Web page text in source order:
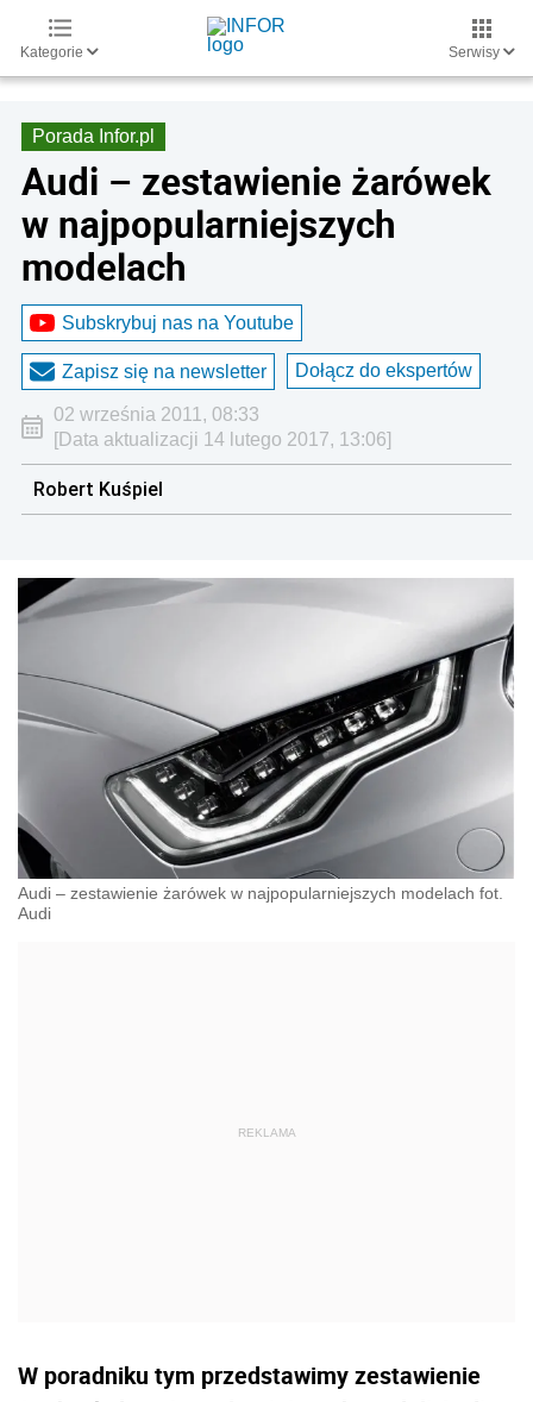
Kategorie Serwisy
Porada Infor.pl
Audi – zestawienie żarówek
w najpopularniejszych
modelach
Subskrybuj nas na Youtube
Zapisz się na newsletter Dołącz do ekspertów
02 września 2011, 08:33
[Data aktualizacji 14 lutego 2017, 13:06]
Robert Kuśpiel
Audi – zestawienie żarówek w najpopularniejszych modelach fot.
Audi
W poradniku tym przedstawimy zestawienie